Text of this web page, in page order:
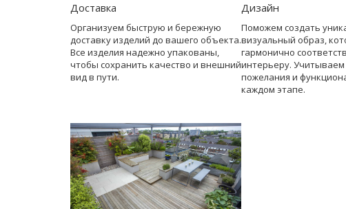
Доставка
Организуем быструю и бережную
доставку изделий до вашего объекта.
Все изделия надежно упакованы,
чтобы сохранить качество и внешний
вид в пути.
Дизайн
Поможем создать
визуальный образ,
гармонично
интерьеру. Учитываем
пожелания и
каждом этапе.